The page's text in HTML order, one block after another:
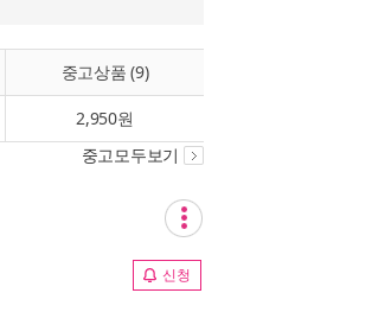
중고상품 (9)
2,950원
중고모두보기
신청